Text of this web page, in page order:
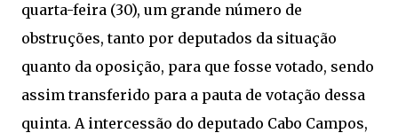
quarta-feira (30), um grande número de
obstruções, tanto por deputados da situação
quanto da oposição, para que fosse votado, sendo
assim transferido para a pauta de votação dessa
quinta. A intercessão do deputado Cabo Campos,